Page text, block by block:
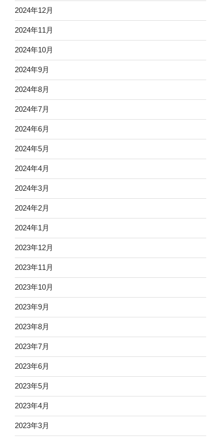
2024年12月
2024年11月
2024年10月
2024年9月
2024年8月
2024年7月
2024年6月
2024年5月
2024年4月
2024年3月
2024年2月
2024年1月
2023年12月
2023年11月
2023年10月
2023年9月
2023年8月
2023年7月
2023年6月
2023年5月
2023年4月
2023年3月